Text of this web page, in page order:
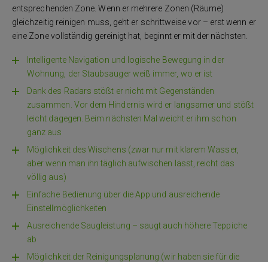
entsprechenden Zone. Wenn er mehrere Zonen (Räume)
gleichzeitig reinigen muss, geht er schrittweise vor – erst wenn er
eine Zone vollständig gereinigt hat, beginnt er mit der nächsten.
Intelligente Navigation und logische Bewegung in der
Wohnung, der Staubsauger weiß immer, wo er ist
Dank des Radars stößt er nicht mit Gegenständen
zusammen. Vor dem Hindernis wird er langsamer und stößt
leicht dagegen. Beim nächsten Mal weicht er ihm schon
ganz aus
Möglichkeit des Wischens (zwar nur mit klarem Wasser,
aber wenn man ihn täglich aufwischen lässt, reicht das
völlig aus)
Einfache Bedienung über die App und ausreichende
Einstellmöglichkeiten
Ausreichende Saugleistung – saugt auch höhere Teppiche
ab
Möglichkeit der Reinigungsplanung (wir haben sie für die